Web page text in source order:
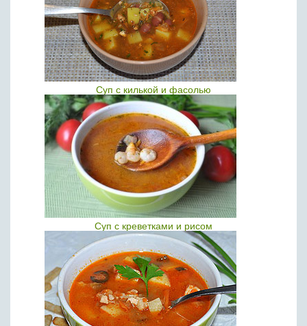
Суп с килькой и фасолью
Суп с креветками и рисом